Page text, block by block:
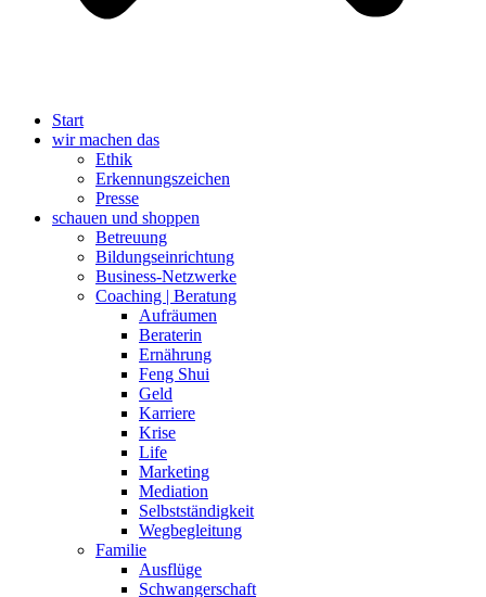
Start
wir machen das
Ethik
Erkennungszeichen
Presse
schauen und shoppen
Betreuung
Bildungseinrichtung
Business-Netzwerke
Coaching | Beratung
Aufräumen
Beraterin
Ernährung
Feng Shui
Geld
Karriere
Krise
Life
Marketing
Mediation
Selbstständigkeit
Wegbegleitung
Familie
Ausflüge
Schwangerschaft